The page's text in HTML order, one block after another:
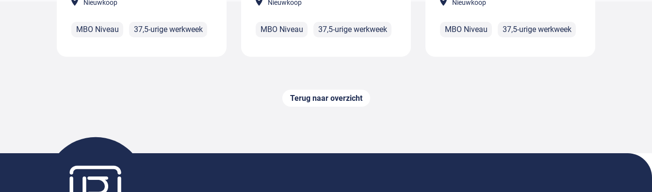
Nieuwkoop
MBO Niveau 37,5-urige werkweek
Nieuwkoop
MBO Niveau 37,5-urige werkweek
Nieuwkoop
MBO Niveau 37,5-urige werkweek
Terug naar overzicht